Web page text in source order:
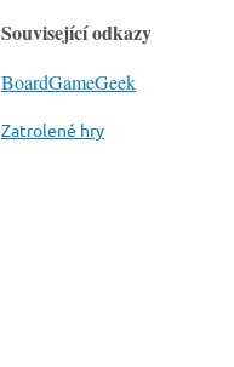
Související odkazy
BoardGameGeek
Zatrolené hry